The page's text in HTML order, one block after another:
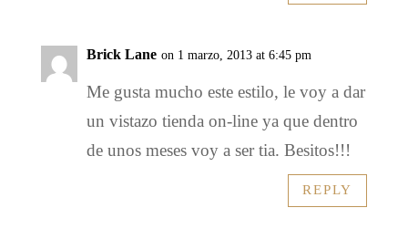
Brick Lane on 1 marzo, 2013 at 6:45 pm
Me gusta mucho este estilo, le voy a dar
un vistazo tienda on-line ya que dentro
de unos meses voy a ser tia. Besitos!!!
REPLY